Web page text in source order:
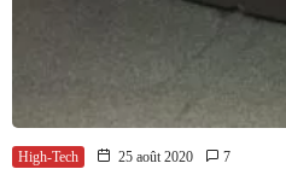
High-Tech 25 août 2020 7